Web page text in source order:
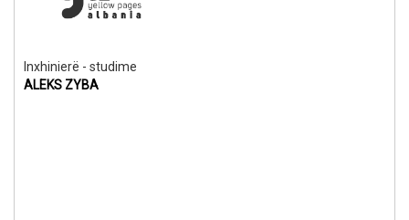
Inxhinierë - studime
ALEKS ZYBA